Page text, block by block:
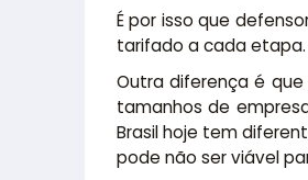
É por isso que
tarifado a cada etapa.
Outra diferença é
tamanhos de
Brasil hoje tem
pode não ser viável